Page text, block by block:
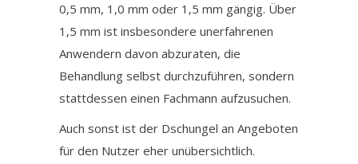
0,5 mm, 1,0 mm oder 1,5 mm gängig. Über
1,5 mm ist insbesondere unerfahrenen
Anwendern davon abzuraten, die
Behandlung selbst durchzuführen, sondern
stattdessen einen Fachmann aufzusuchen.
Auch sonst ist der Dschungel an Angeboten
für den Nutzer eher unübersichtlich.